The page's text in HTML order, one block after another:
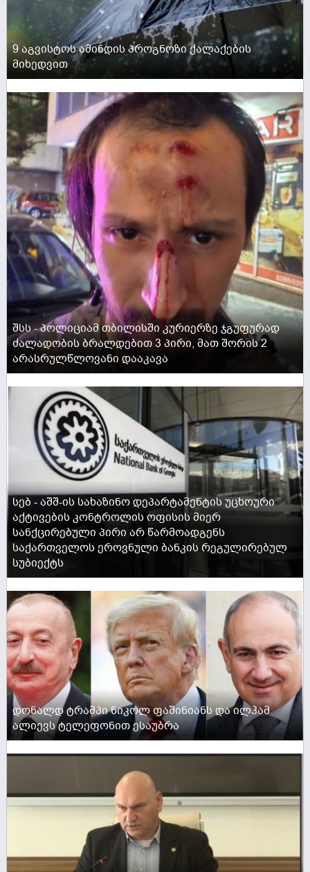
9 აგვისტოს ამინდის პროგნოზი ქალაქების
მიხედვით
შსს - პოლიციამ თბილისში კურიერზე ჯგუფურად
ძალადობის ბრალდებით 3 პირი, მათ შორის 2
არასრულწლოვანი დააკავა
სებ - აშშ-ის სახაზინო დეპარტამენტის უცხოური
აქტივების კონტროლის ოფისის მიერ
სანქცირებული პირი არ წარმოადგენს
საქართველოს ეროვნული ბანკის რეგულირებულ
სუბიექტს
დონალდ ტრამპი ნიკოლ ფაშინიანს და ილჰამ
ალიევს ტელეფონით ესაუბრა